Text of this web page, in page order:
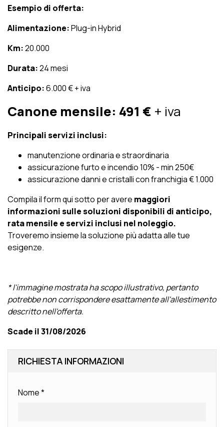
Esempio di offerta:
Alimentazione:Plug-in Hybrid
Km:20.000
Durata:24 mesi
Anticipo:6.000 € + iva
Canone mensile: 491 € + iva
Principali servizi inclusi:
manutenzione ordinaria e straordinaria
assicurazione furto e incendio 10% - min 250€
assicurazione danni e cristalli con franchigia € 1.000
Compila il form qui sotto per avere maggiori
informazioni sulle soluzioni disponibili di anticipo,
rata mensile e servizi inclusi nel noleggio.
Troveremo insieme la soluzione più adatta alle tue
esigenze.
* l'immagine mostrata ha scopo illustrativo, pertanto
potrebbe non corrispondere esattamente all'allestimento
descritto nell'offerta.
Scade il 31/08/2026
RICHIESTA INFORMAZIONI
Nome*